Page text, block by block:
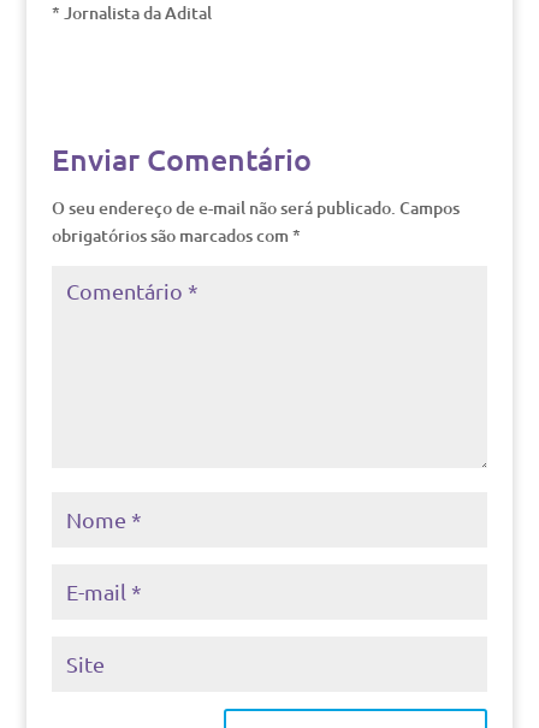
* Jornalista da Adital
Enviar Comentário
O seu endereço de e-mail não será publicado. Campos
obrigatórios são marcados com *